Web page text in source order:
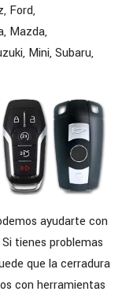
Ford,
Mazda,
Mini, Subaru,
ayudarte con
Si tienes problemas
que la cerradura
con herramientas